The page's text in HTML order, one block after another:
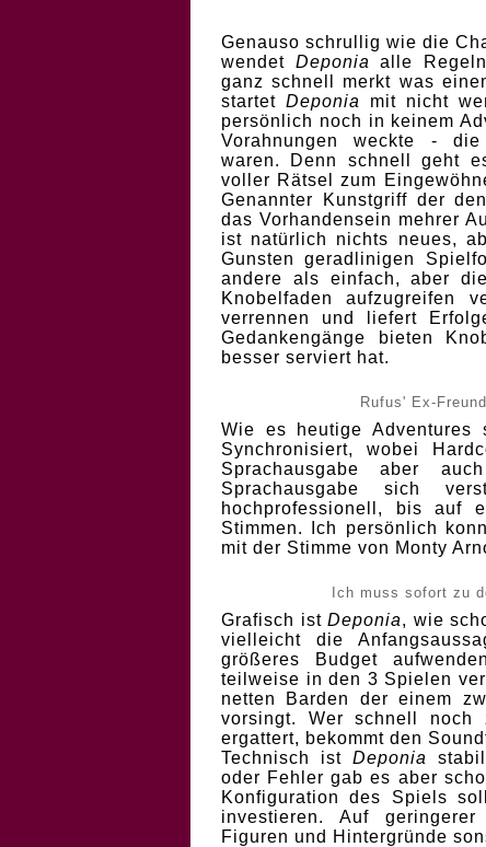
Genauso schrullig wie die
wendet Deponia alle
ganz schnell merkt was
startetDeponia
mit nicht
persönlich noch in keinem
Vorahnungen weckte - die
waren. Denn schnell geht
voller Rätsel zum
Genannter Kunstgriff der
das Vorhandensein mehrer
ist natürlich nichts neues,
Gunsten geradlinigen
andere als einfach, aber
Knobelfaden aufzugreifen
verrennen und liefert
Gedankengänge bieten
besser serviert hat.
Rufus' Ex-
Wie es heutige
Synchronisiert, wobei
Sprachausgabe aber
Sprachausgabe sich
hochprofessionell, bis auf
Stimmen. Ich persönlich
mit der Stimme von Monty
Ich muss sofort zu
Grafisch istDeponia, wie
vielleicht die
größeres Budget
teilweise in den 3 Spielen
netten Barden der einem
vorsingt. Wer schnell
ergattert, bekommt den
Technisch ist Deponia
oder Fehler gab es aber
Konfiguration des Spiels
investieren. Auf
Figuren und Hintergründe